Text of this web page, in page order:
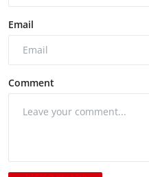
Email
Comment